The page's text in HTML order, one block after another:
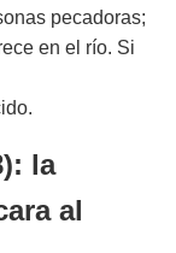
pecadoras;
en el río. Si
la
al